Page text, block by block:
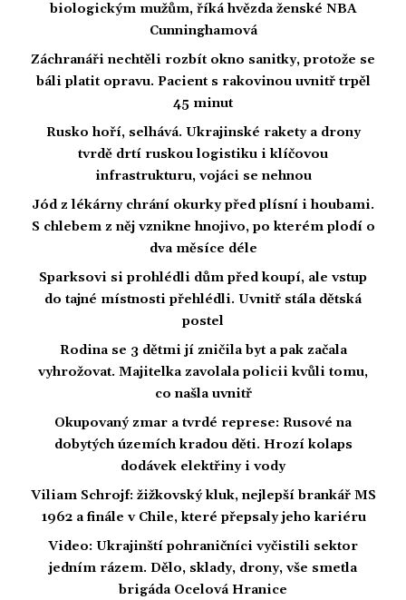
biologickým mužům, říká hvězda ženské NBA
Cunninghamová
Záchranáři nechtěli rozbít okno sanitky, protože se
báli platit opravu. Pacient s rakovinou uvnitř trpěl
45 minut
Rusko hoří, selhává. Ukrajinské rakety a drony
tvrdě drtí ruskou logistiku i klíčovou
infrastrukturu, vojáci se nehnou
Jód z lékárny chrání okurky před plísní i houbami.
S chlebem z něj vznikne hnojivo, po kterém plodí o
dva měsíce déle
Sparksovi si prohlédli dům před koupí, ale vstup
do tajné místnosti přehlédli. Uvnitř stála dětská
postel
Rodina se 3 dětmi jí zničila byt a pak začala
vyhrožovat. Majitelka zavolala policii kvůli tomu,
co našla uvnitř
Okupovaný zmar a tvrdé represe: Rusové na
dobytých územích kradou děti. Hrozí kolaps
dodávek elektřiny i vody
Viliam Schrojf: žižkovský kluk, nejlepší brankář MS
1962 a finále v Chile, které přepsaly jeho kariéru
Video: Ukrajinští pohraničníci vyčistili sektor
jedním rázem. Dělo, sklady, drony, vše smetla
brigáda Ocelová Hranice